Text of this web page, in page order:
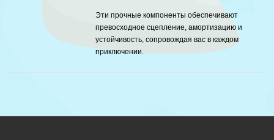
Эти прочные компоненты обеспечивают
превосходное сцепление, амортизацию и
устойчивость, сопровождая вас в каждом
приключении.